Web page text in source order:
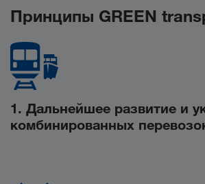
Принципы GREEN
1. Дальнейшее развитие и
комбинированных